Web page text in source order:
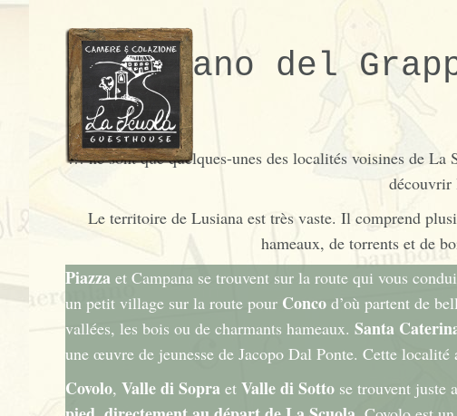
Bassano del
… ne sont que quelques-unes des localités voisines de
découvrir
Le territoire de Lusiana est très vaste. Il comprend
hameaux, de torrents et de
Piazza et Campana se trouvent sur la route qui vous
un petit village sur la route pour Conco d’où partent de
vallées, les bois ou de charmants hameaux. Santa
une œuvre de jeunesse de Jacopo Dal Ponte. Cette
Covolo, Valle di Sopra et Valle di Sotto se trouvent juste